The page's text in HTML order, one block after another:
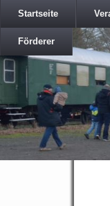
Startseite
Förderer